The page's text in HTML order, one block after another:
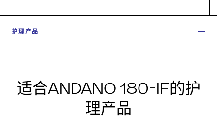
护理产品
适合ANDANO 180-IF的护
理产品